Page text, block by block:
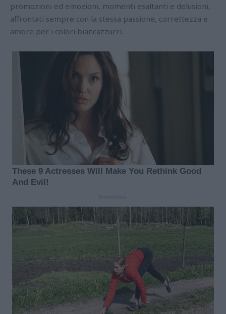
promozioni ed emozioni, momenti esaltanti e delusioni,
affrontati sempre con la stessa passione, correttezza e
amore per i colori biancazzurri.